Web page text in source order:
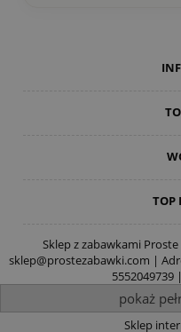
TOP
Sklep z zabawkami
sklep@prostezabawki.com |
5552049739
pokaż
Sklep